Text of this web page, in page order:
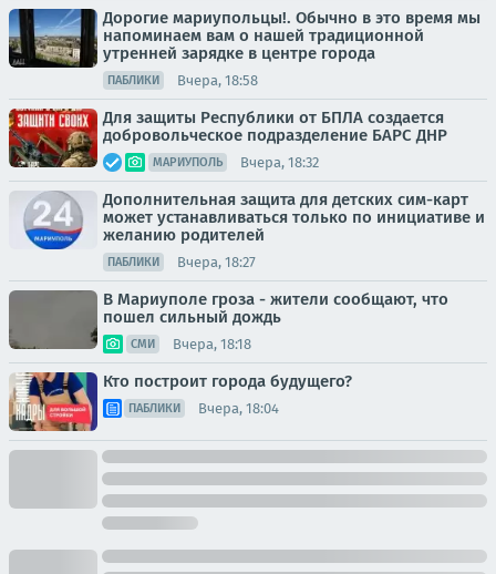
Дорогие мариупольцы!. Обычно в это время мы
напоминаем вам о нашей традиционной
утренней зарядке в центре города
ПАБЛИКИ Вчера, 18:58
Для защиты Республики от БПЛА создается
добровольческое подразделение БАРС ДНР
МАРИУПОЛЬ Вчера, 18:32
Дополнительная защита для детских сим-карт
может устанавливаться только по инициативе и
желанию родителей
ПАБЛИКИ Вчера, 18:27
В Мариуполе гроза - жители сообщают, что
пошел сильный дождь
СМИ Вчера, 18:18
Кто построит города будущего?
ПАБЛИКИ Вчера, 18:04